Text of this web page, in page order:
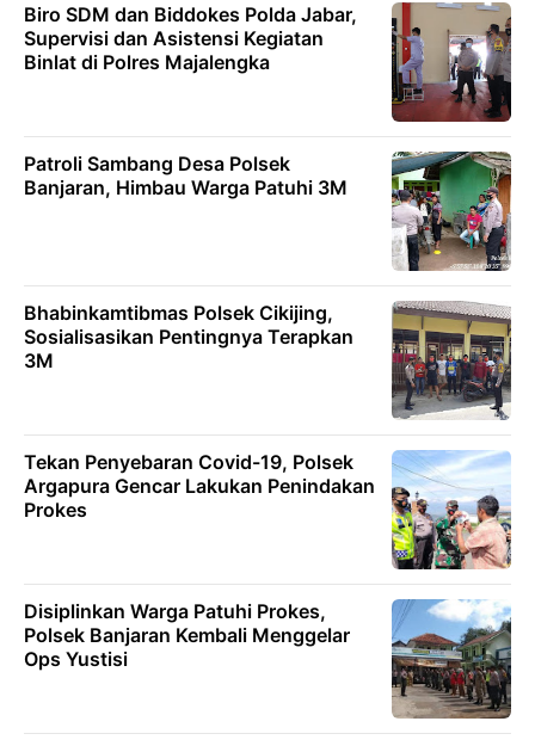
Biro SDM dan Biddokes Polda Jabar,
Supervisi dan Asistensi Kegiatan
Binlat di Polres Majalengka
Patroli Sambang Desa Polsek
Banjaran, Himbau Warga Patuhi 3M
Bhabinkamtibmas Polsek Cikijing,
Sosialisasikan Pentingnya Terapkan
3M
Tekan Penyebaran Covid-19, Polsek
Argapura Gencar Lakukan Penindakan
Prokes
Disiplinkan Warga Patuhi Prokes,
Polsek Banjaran Kembali Menggelar
Ops Yustisi